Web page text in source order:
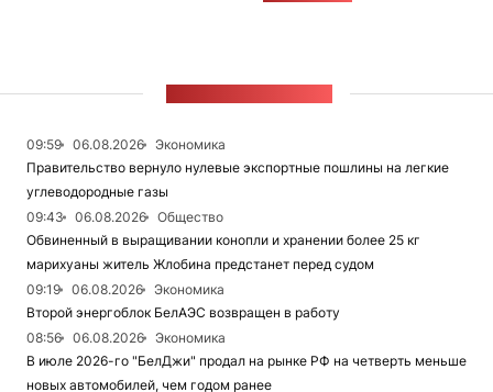
09:59 06.08.2026
Экономика
Правительство вернуло нулевые экспортные пошлины на легкие
углеводородные газы
09:43
06.08.2026
Общество
Обвиненный в выращивании конопли и хранении более 25 кг
марихуаны житель Жлобина предстанет перед судом
09:19
06.08.2026
Экономика
Второй энергоблок БелАЭС возвращен в работу
08:56
06.08.2026
Экономика
В июле 2026-го "БелДжи" продал на рынке РФ на четверть меньше
новых автомобилей, чем годом ранее